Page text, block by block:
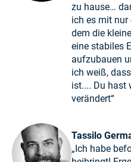
zu hause…
ich es mit
dem die
eine stabiles
aufzubauen
ich weiß,
ist.... Du hast
verändert“
Tassilo
„Ich habe